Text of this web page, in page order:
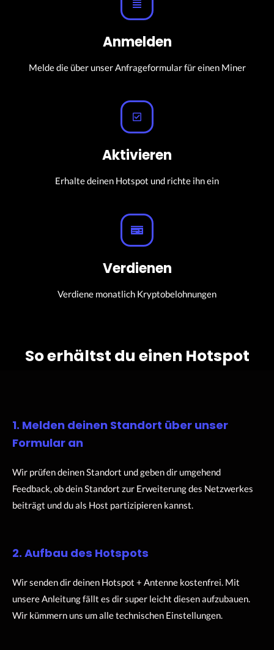
Anmelden
Melde die über unser Anfrageformular für einen Miner
Aktivieren
Erhalte deinen Hotspot und richte ihn ein
Verdienen
Verdiene monatlich Kryptobelohnungen
So erhältst du einen Hotspot
1. Melden deinen Standort über unser
Formular an
Wir prüfen deinen Standort und geben dir umgehend
Feedback, ob dein Standort zur Erweiterung des Netzwerkes
beiträgt und du als Host partizipieren kannst.
2. Aufbau des Hotspots
Wir senden dir deinen Hotspot + Antenne kostenfrei. Mit
unsere Anleitung fällt es dir super leicht diesen aufzubauen.
Wir kümmern uns um alle technischen Einstellungen.